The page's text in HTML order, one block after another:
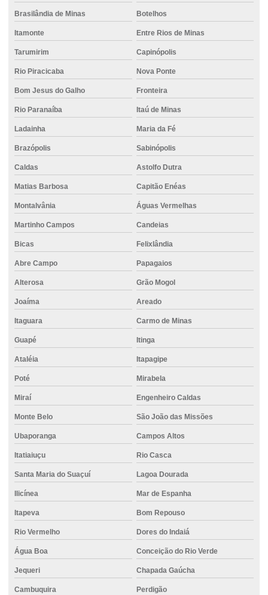
Empresa de concreto bombeado
Empresa de concreto Divinópolis
Empresa de concreto Itaúna
Empresa de concreto pronto
Empresa de locação de empilhadeira
Empresa de projeto de fundações especiais
Empresas de fundações
Empresas de fundações especiais
Empresas de projeto de fundações
Estaca de concreto para fundação
Estaca escavada com água
Estaca escavada com bentonita
Estaca escavada de concreto
Estaca escavada mecanizada
Estaca escavada perfuratriz
Estaca escavada rotativa
Estaca escavada a seco
Estaca escavada trado
Estaca escavada com trado helicoidal
Estaca escavada com trado mecânico
Estaca escavada trator
Estaca hélice contínua
Estaca tipo hélice contínua monitorada
Brasilândia de Minas Botelhos
Itamonte Entre Rios de Minas
Tarumirim Capinópolis
Rio Piracicaba Nova Ponte
Bom Jesus do Galho Fronteira
Rio Paranaíba Itaú de Minas
Ladainha Maria da Fé
Brazópolis Sabinópolis
Caldas Astolfo Dutra
Matias Barbosa Capitão Enéas
Montalvânia Águas Vermelhas
Martinho Campos Candeias
Bicas Felixlândia
Abre Campo Papagaios
Alterosa Grão Mogol
Joaíma Areado
Itaguara Carmo de Minas
Guapé Itinga
Ataléia Itapagipe
Poté Mirabela
Miraí Engenheiro Caldas
Monte Belo São João das Missões
Ubaporanga Campos Altos
Itatiaiuçu Rio Casca
Santa Maria do Suaçuí Lagoa Dourada
Ilicínea Mar de Espanha
Itapeva Bom Repouso
Rio Vermelho Dores do Indaiá
Água Boa Conceição do Rio Verde
Jequeri Chapada Gaúcha
Cambuquira Perdigão